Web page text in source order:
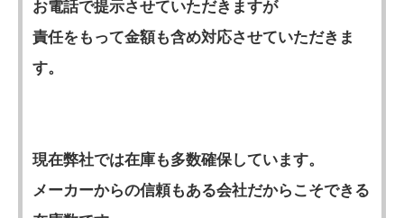
お電話で提示させていただきますが
責任をもって金額も含め対応させていただきま
す。
現在弊社では在庫も多数確保しています。
メーカーからの信頼もある会社だからこそできる